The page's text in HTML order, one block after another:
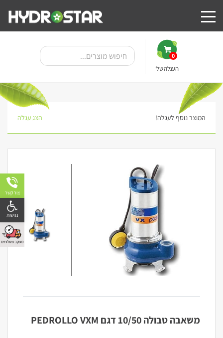
0
העגלה שלי
המוצר נוסף לעגלה! הצג עגלה
משאבה טבולה 10/50 דגם PEDROLLO VXM
צור קשר